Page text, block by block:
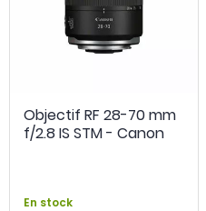
Objectif RF 28-70 mm
f/2.8 IS STM - Canon
En stock